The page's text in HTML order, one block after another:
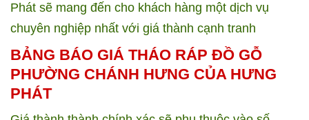
Phát sẽ mang đến cho khách hàng một dịch vụ
chuyên nghiệp nhất với giá thành cạnh tranh
BẢNG BÁO GIÁ THÁO RÁP ĐỒ GỖ
PHƯỜNG CHÁNH HƯNG CỦA HƯNG
PHÁT